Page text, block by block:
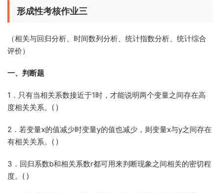
形成性考核作业三
（相关与回归分析、时间数列分析、统计指数分析、统计综合
评价）
一、判断题
1．只有当相关系数接近于1时，才能说明两个变量之间存在高
度相关关系。( )
2．若变量x的值减少时变量y的值也减少，则变量x与y之间存在
有相关关系。( )
3．回归系数b和相关系数r都可用来判断现象之间相关的密切程
度。( )